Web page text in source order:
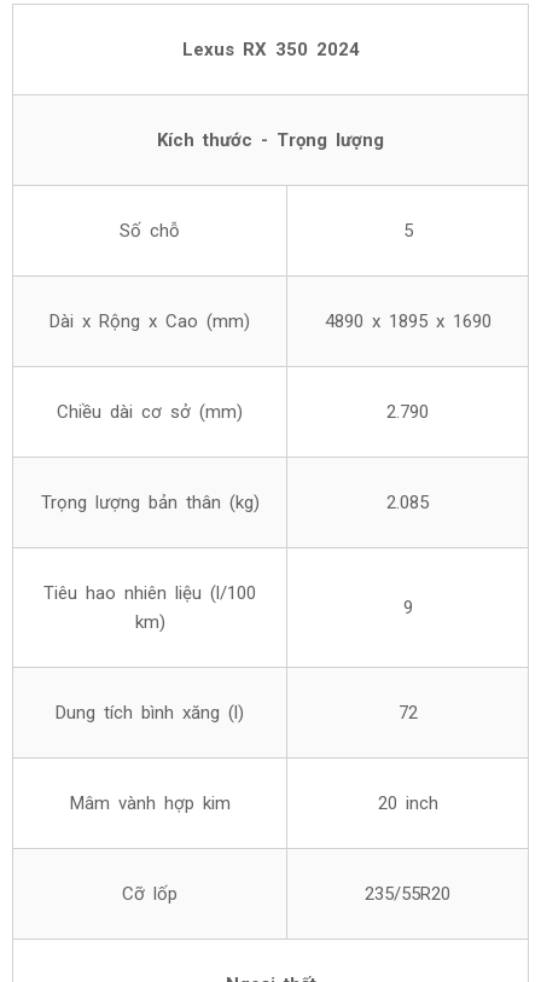
Lexus RX 350 2024
Kích thước - Trọng lượng
Số chỗ 5
Dài x Rộng x Cao (mm) 4890 x 1895 x 1690
Chiều dài cơ sở (mm) 2.790
Trọng lượng bản thân (kg) 2.085
Tiêu hao nhiên liệu (l/100
km)
9
Dung tích bình xăng (l) 72
Mâm vành hợp kim 20 inch
Cỡ lốp 235/55R20